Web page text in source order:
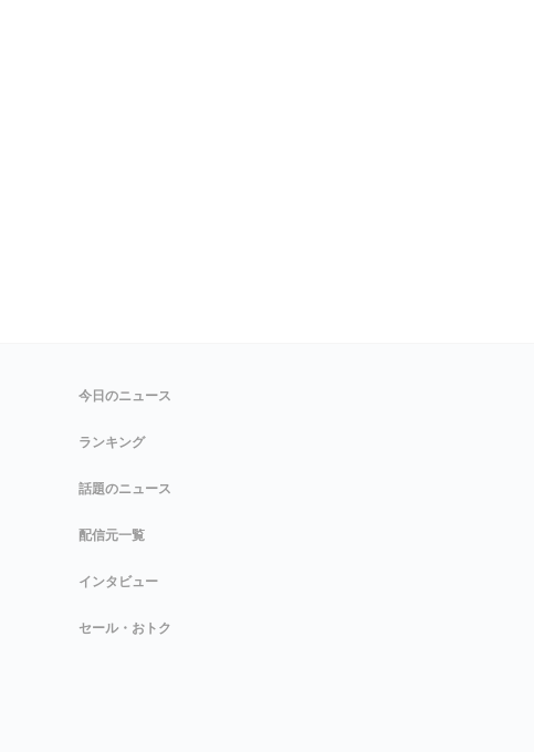
今日のニュース
ランキング
話題のニュース
配信元一覧
インタビュー
セール・おトク